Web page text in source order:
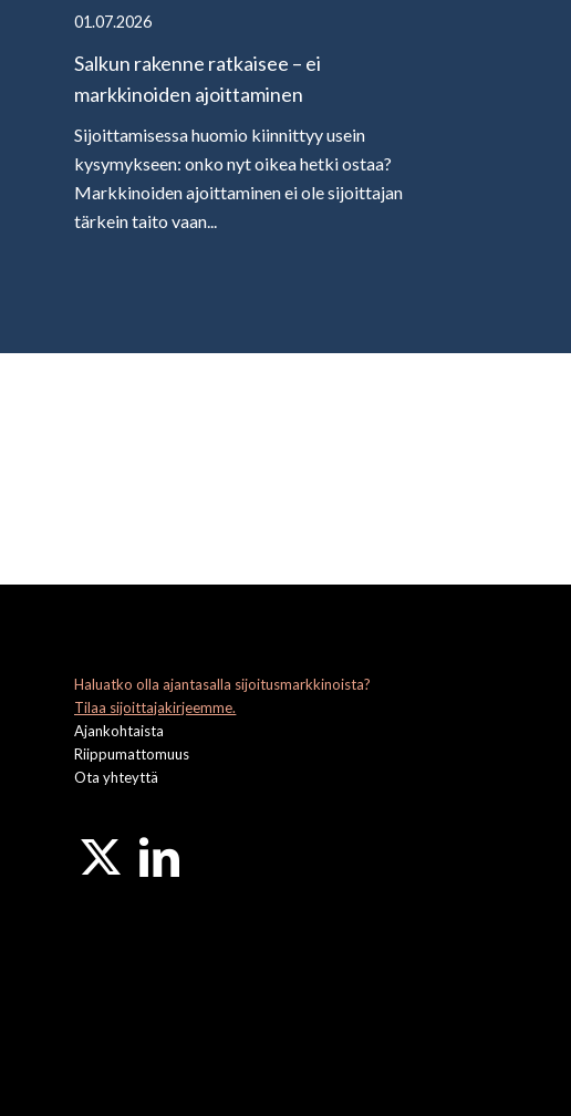
01.07.2026
Salkun rakenne ratkaisee – ei
markkinoiden ajoittaminen
Sijoittamisessa huomio kiinnittyy usein
kysymykseen: onko nyt oikea hetki ostaa?
Markkinoiden ajoittaminen ei ole sijoittajan
tärkein taito vaan...
Haluatko olla ajantasalla sijoitusmarkkinoista?
Tilaa sijoittajakirjeemme.
Ajankohtaista
Riippumattomuus
Ota yhteyttä